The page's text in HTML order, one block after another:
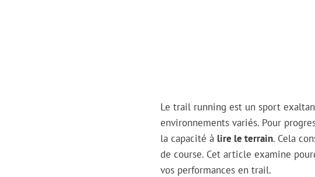
Le trail running est un sport
environnements variés. Pour
la capacité à lire le terrain. Cela
de course. Cet article examine
vos performances en trail.